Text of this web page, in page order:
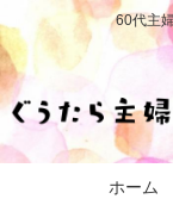
60代主
ホーム